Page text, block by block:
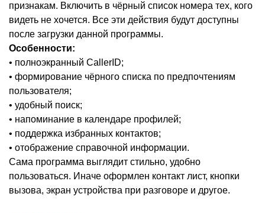
признакам. Включить в чёрный список номера тех, кого
видеть не хочется. Все эти действия будут доступны
после загрузки данной программы.
Особенности:
• полноэкранный CallerID;
• формирование чёрного списка по предпочтениям
пользователя;
• удобный поиск;
• напоминание в календаре профилей;
• поддержка избранных контактов;
• отображение справочной информации.
Сама программа выглядит стильно, удобно
пользоваться. Иначе оформлен контакт лист, кнопки
вызова, экран устройства при разговоре и другое.